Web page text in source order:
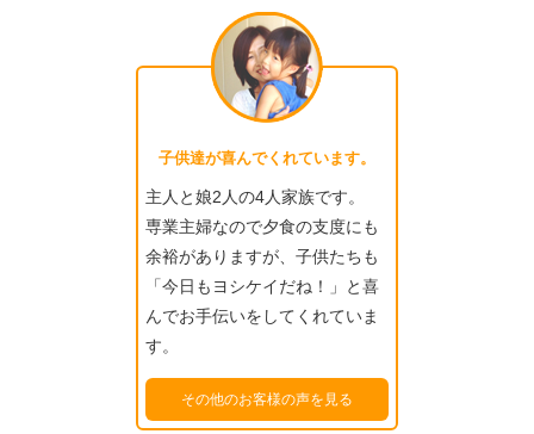
子供達が喜んでくれています。
主人と娘2人の4人家族です。
専業主婦なので夕食の支度にも
余裕がありますが、子供たちも
「今日もヨシケイだね！」と喜
んでお手伝いをしてくれていま
す。
その他のお客様の声を見る